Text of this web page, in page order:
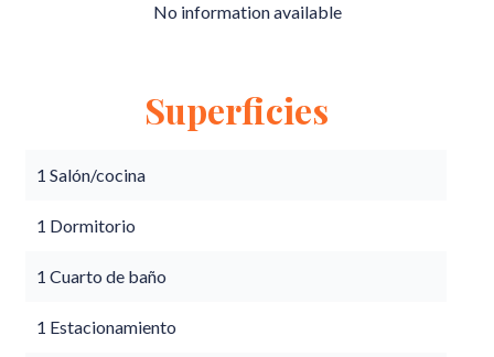
No information available
Superficies
1 Salón/cocina
1 Dormitorio
1 Cuarto de baño
1 Estacionamiento